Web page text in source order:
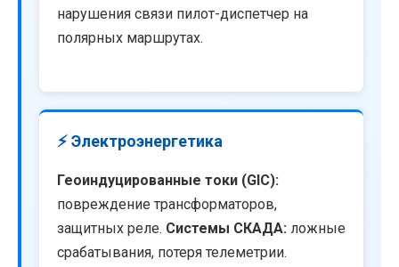
нарушения связи пилот-диспетчер на
полярных маршрутах.
⚡ Электроэнергетика
Геоиндуцированные токи (GIC):
повреждение трансформаторов,
защитных реле. Системы СКАДА: ложные
срабатывания, потеря телеметрии.